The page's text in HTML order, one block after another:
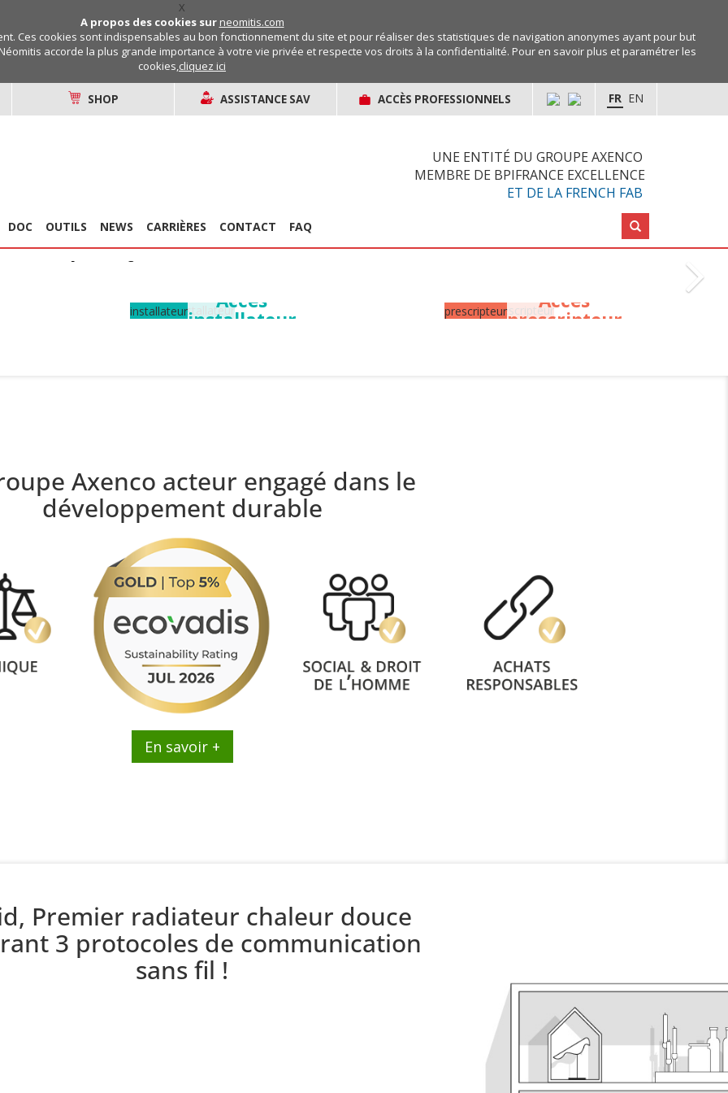
X
A propos des cookies sur neomitis.com
Ces cookies sont indispensables au bon fonctionnement du site et pour réaliser des statistiques de navigation anonymes ayant pour but
accorde la plus grande importance à votre vie privée et respecte vos droits à la confidentialité. Pour en savoir plus et paramétrer les
cookies,cliquez ici
SHOP ASSISTANCE SAV ACCÈS PROFESSIONNELS EN
FR
UNE ENTITÉ DU GROUPE AXENCO
MEMBRE DE BPIFRANCE EXCELLENCE
ET DE LA FRENCH FAB
DOC OUTILS NEWS CARRIÈRES CONTACT FAQ
pour le confort
Accès
installateur
Accès
prescripteur
Axenco acteur engagé dans le
développement durable
En savoir +
Premier radiateur chaleur douce
3 protocoles de communication
sans fil !